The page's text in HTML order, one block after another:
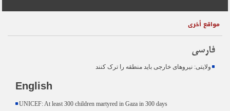
مواقع أخرى
فارسی
ولایتی: نیروهای خارجی باید منطقه را ترک کنند
English
UNICEF: At least 300 children martyred in Gaza in 300 days